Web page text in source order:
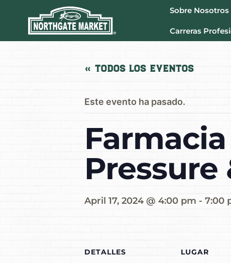
Sobre Nosotros
Carreras
« Todos los Eventos
Este evento ha pasado.
Pressure
April 17, 2024 @ 4:00 pm - 7:00
DETALLES LUGAR